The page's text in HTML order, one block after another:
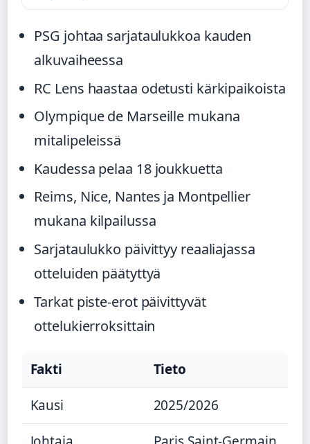
PSG johtaa sarjataulukkoa kauden
alkuvaiheessa
RC Lens haastaa odetusti kärkipaikoista
Olympique de Marseille mukana
mitalipeleissä
Kaudessa pelaa 18 joukkuetta
Reims, Nice, Nantes ja Montpellier
mukana kilpailussa
Sarjataulukko päivittyy reaaliajassa
otteluiden päätyttyä
Tarkat piste-erot päivittyvät
ottelukierroksittain
Fakti
Tieto
Kausi
2025/2026